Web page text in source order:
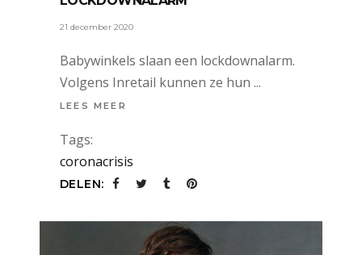
21 december 2020
Babywinkels slaan een lockdownalarm.
Volgens Inretail kunnen ze hun
LEES MEER
Tags:
coronacrisis
DELEN: